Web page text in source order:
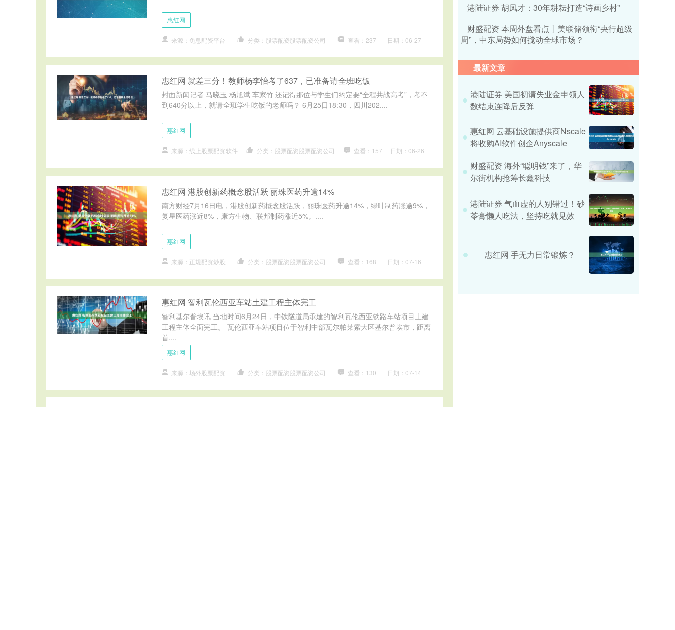
惠红网
来源：免息配资平台 分类：股票配资股票配资公司 查看：237 日期：06-27
惠红网 就差三分！教师杨李怡考了637，已准备请全班吃饭
封面新闻记者 马晓玉 杨旭斌 车家竹 还记得那位与学生们约定要“全程共战高考”，考不
到640分以上，就请全班学生吃饭的老师吗？ 6月25日18:30，四川202....
惠红网
来源：线上股票配资软件 分类：股票配资股票配资公司 查看：157 日期：06-26
惠红网 港股创新药概念股活跃 丽珠医药升逾14%
南方财经7月16日电，港股创新药概念股活跃，丽珠医药升逾14%，绿叶制药涨逾9%，
复星医药涨近8%，康方生物、联邦制药涨近5%。....
惠红网
来源：正规配资炒股 分类：股票配资股票配资公司 查看：168 日期：07-16
惠红网 智利瓦伦西亚车站土建工程主体完工
智利基尔普埃讯 当地时间6月24日，中铁隧道局承建的智利瓦伦西亚铁路车站项目土建
工程主体全面完工。 瓦伦西亚车站项目位于智利中部瓦尔帕莱索大区基尔普埃市，距离
首....
惠红网
来源：场外股票配资 分类：股票配资股票配资公司 查看：130 日期：07-14
港陆证券 胡凤才：30年耕耘打造“诗画乡村”
财盛配资 本周外盘看点丨美联储领衔“央行超级
周”，中东局势如何搅动全球市场？
最新文章
港陆证券 美国初请失业金申领人
数结束连降后反弹
惠红网 云基础设施提供商Nscale
将收购AI软件创企Anyscale
财盛配资 海外“聪明钱”来了，华
尔街机构抢筹长鑫科技
港陆证券 气血虚的人别错过！砂
苓膏懒人吃法，坚持吃就见效
惠红网 手无力日常锻炼？